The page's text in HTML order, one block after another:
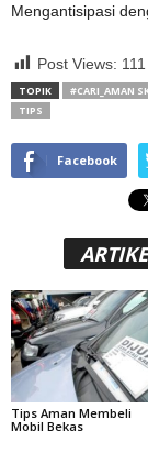
Mengantisipasi
Post Views: 111
TOPIK #CARI_AMAN
TIPS
Facebook
Tips Aman Membeli
Mobil Bekas